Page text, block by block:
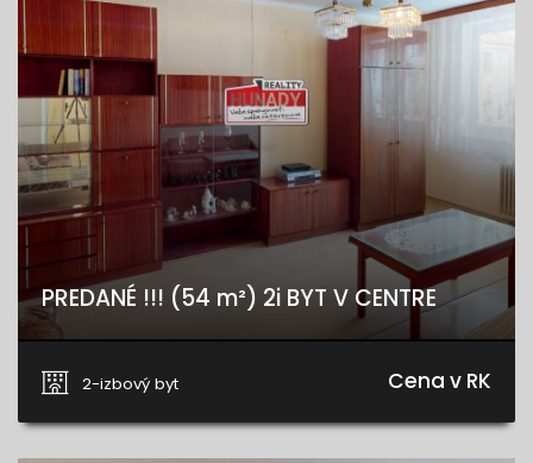
PREDANÉ !!! (54 m²) 2i BYT V CENTRE
2-izbový byt
Cena v RK